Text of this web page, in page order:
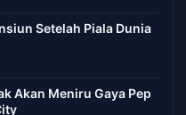
Setelah Piala Dunia
Akan Meniru Gaya Pep